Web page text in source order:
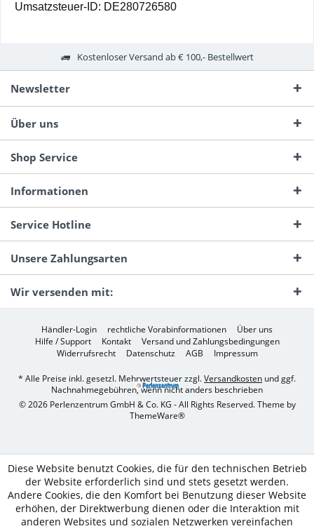
Umsatzsteuer-ID: DE280726580
Kostenloser Versand ab € 100,- Bestellwert
Newsletter
Über uns
Shop Service
Informationen
Service Hotline
Unsere Zahlungsarten
Wir versenden mit:
Händler-Login rechtliche Vorabinformationen
Über uns
Hilfe / Support
Kontakt
Versand und Zahlungsbedingungen
Widerrufsrecht
Datenschutz AGB Impressum
* Alle Preise inkl. gesetzl. Mehrwertsteuer zzgl.Versandkosten und ggf.
Nachnahmegebühren, wenn nicht anders beschrieben
© 2026 Perlenzentrum GmbH & Co. KG - All Rights Reserved. Theme by
ThemeWare®
Diese Website benutzt Cookies, die für den technischen Betrieb
der Website erforderlich sind und stets gesetzt werden.
Andere Cookies, die den Komfort bei Benutzung dieser Website
erhöhen, der Direktwerbung dienen oder die Interaktion mit
anderen Websites und sozialen Netzwerken vereinfachen